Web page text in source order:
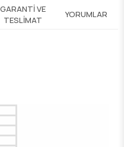
GARANTI VE
TESLIMAT
YORUMLAR